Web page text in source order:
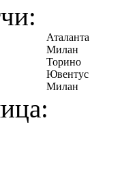
Аталанта
Милан
Торино
Ювентус
Милан